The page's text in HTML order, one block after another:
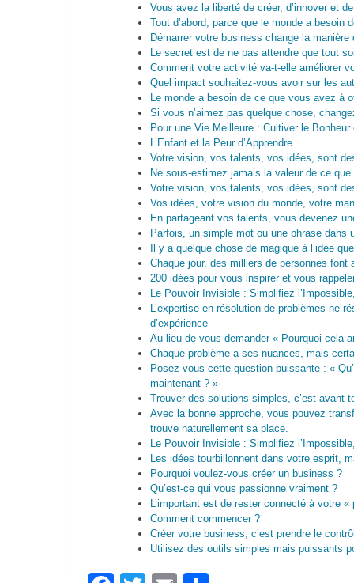
Vous avez la liberté de créer, d’innover et
Tout d’abord, parce que le monde a besoin
Démarrer votre business change la
Le secret est de ne pas attendre que tout
Comment votre activité va-t-elle améliorer
Quel impact souhaitez-vous avoir sur les
Le monde a besoin de ce que vous avez à
Si vous n’aimez pas quelque chose,
Pour une Vie Meilleure : Cultiver le Bonheur
L’Enfant et la Peur d’Apprendre
Votre vision, vos talents, vos idées, sont
Ne sous-estimez jamais la valeur de ce
Votre vision, vos talents, vos idées, sont
Vos idées, votre vision du monde, votre
En partageant vos talents, vous devenez
Parfois, un simple mot ou une phrase dans
Il y a quelque chose de magique à l’idée
Chaque jour, des milliers de personnes font
200 idées pour vous inspirer et vous
Le Pouvoir Invisible : Simplifiez
L’expertise en résolution de problèmes ne
d’expérience
Au lieu de vous demander « Pourquoi cela
Chaque problème a ses nuances, mais
Posez-vous cette question puissante : «
maintenant ? »
Trouver des solutions simples, c’est avant
Avec la bonne approche, vous pouvez
trouve naturellement sa place.
Le Pouvoir Invisible : Simplifiez
Les idées tourbillonnent dans votre esprit,
Pourquoi voulez-vous créer un business ?
Qu’est-ce qui vous passionne vraiment ?
L’important est de rester connecté à votre «
Comment commencer ?
Créer votre business, c’est prendre le
Utilisez des outils simples mais puissants